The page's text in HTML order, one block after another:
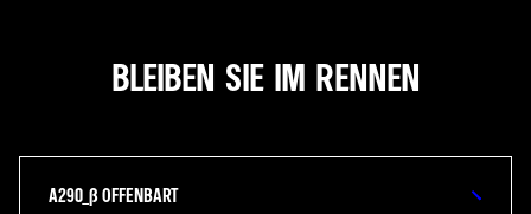
BLEIBEN SIE IM RENNEN
A290_Β OFFENBART